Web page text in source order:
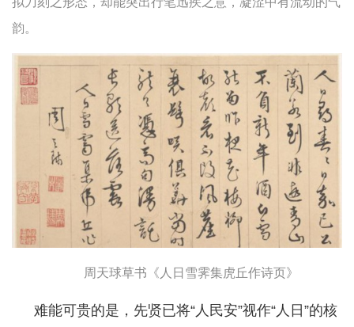
韵。
周天球草书《人日雪霁集虎丘作诗页》
难能可贵的是，先贤已将“人民安”视作“人日”的核